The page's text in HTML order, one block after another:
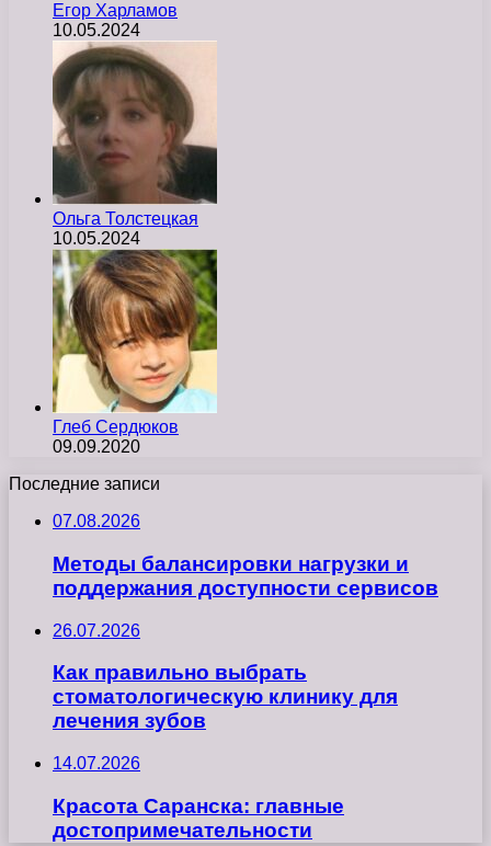
Егор Харламов
10.05.2024
Ольга Толстецкая
10.05.2024
Глеб Сердюков
09.09.2020
Последние записи
07.08.2026
Методы балансировки нагрузки и
поддержания доступности сервисов
26.07.2026
Как правильно выбрать
стоматологическую клинику для
лечения зубов
14.07.2026
Красота Саранска: главные
достопримечательности